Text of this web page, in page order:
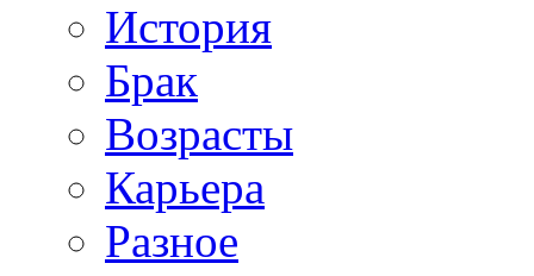
История
Брак
Возрасты
Карьера
Разное